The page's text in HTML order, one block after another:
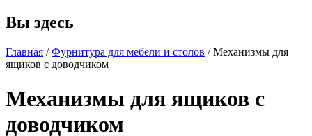
Вы здесь
Главная / Фурнитура для мебели и столов / Механизмы для
ящиков с доводчиком
Механизмы для ящиков с
доводчиком